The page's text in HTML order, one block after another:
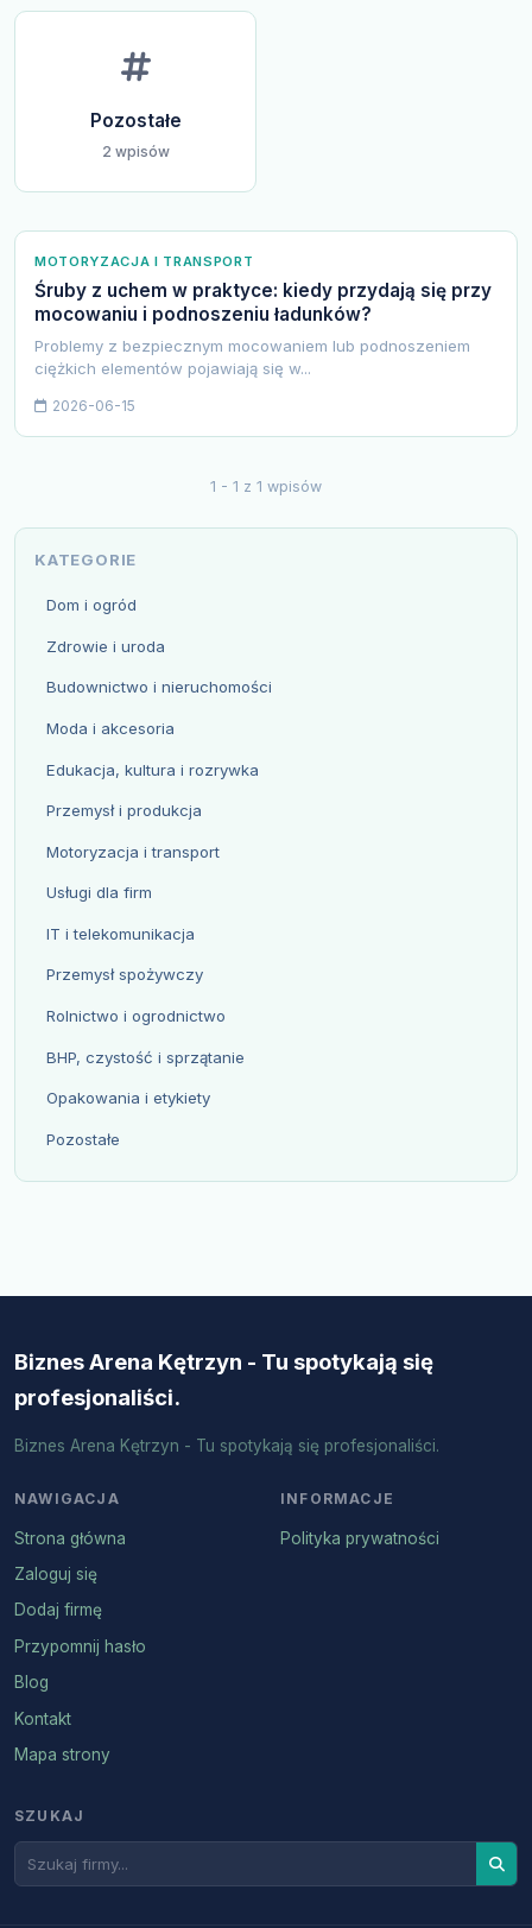
Pozostałe
2 wpisów
MOTORYZACJA I TRANSPORT
Śruby z uchem w praktyce: kiedy przydają się przy
mocowaniu i podnoszeniu ładunków?
Problemy z bezpiecznym mocowaniem lub podnoszeniem
ciężkich elementów pojawiają się w...
2026-06-15
1 - 1 z 1 wpisów
KATEGORIE
Dom i ogród
Zdrowie i uroda
Budownictwo i nieruchomości
Moda i akcesoria
Edukacja, kultura i rozrywka
Przemysł i produkcja
Motoryzacja i transport
Usługi dla firm
IT i telekomunikacja
Przemysł spożywczy
Rolnictwo i ogrodnictwo
BHP, czystość i sprzątanie
Opakowania i etykiety
Pozostałe
Biznes Arena Kętrzyn - Tu spotykają się
profesjonaliści.
Biznes Arena Kętrzyn - Tu spotykają się profesjonaliści.
NAWIGACJA
Strona główna
Zaloguj się
Dodaj firmę
Przypomnij hasło
Blog
Kontakt
Mapa strony
INFORMACJE
Polityka prywatności
SZUKAJ